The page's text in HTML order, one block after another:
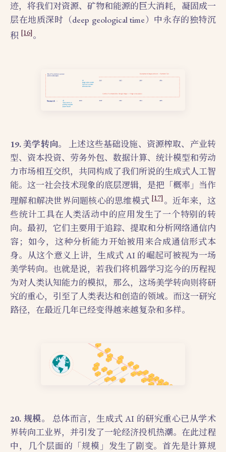
迹，将我们对资源、矿物和能源的巨大消耗，凝固成一
层在地质深时（deep geological time）中永存的独特沉
积 [16]。
19. 美学转向。
上述这些基础设施、资源榨取、产业转
型、资本投资、劳务外包、数据计算、统计模型和劳动
力市场相互交织，共同构成了我们所说的生成式人工智
能。这一社会技术现象的底层逻辑，是把「概率」当作
理解和解决世界问题核心的思维模式[17]。近年来，这
些统计工具在人类活动中的应用发生了一个特别的转
向。最初，它们主要用于追踪、提取和分析网络通信内
容；如今，这种分析能力开始被用来合成通信形式本
身。从这个意义上讲，生成式 AI 的崛起可被视为一场
美学转向。也就是说，若我们将机器学习迄今的历程视
为对人类认知能力的模拟，那么，这场美学转向则将研
究的重心，引至了人类表达和创造的领域。而这一研究
路径，在最近几年已经变得越来越复杂和多样。
20. 规模。
总体而言，生成式 AI 的研究重心已从学术
界转向工业界，并引发了一轮经济投机热潮。在此过程
中，几个层面的「规模」发生了剧变。首先是计算规